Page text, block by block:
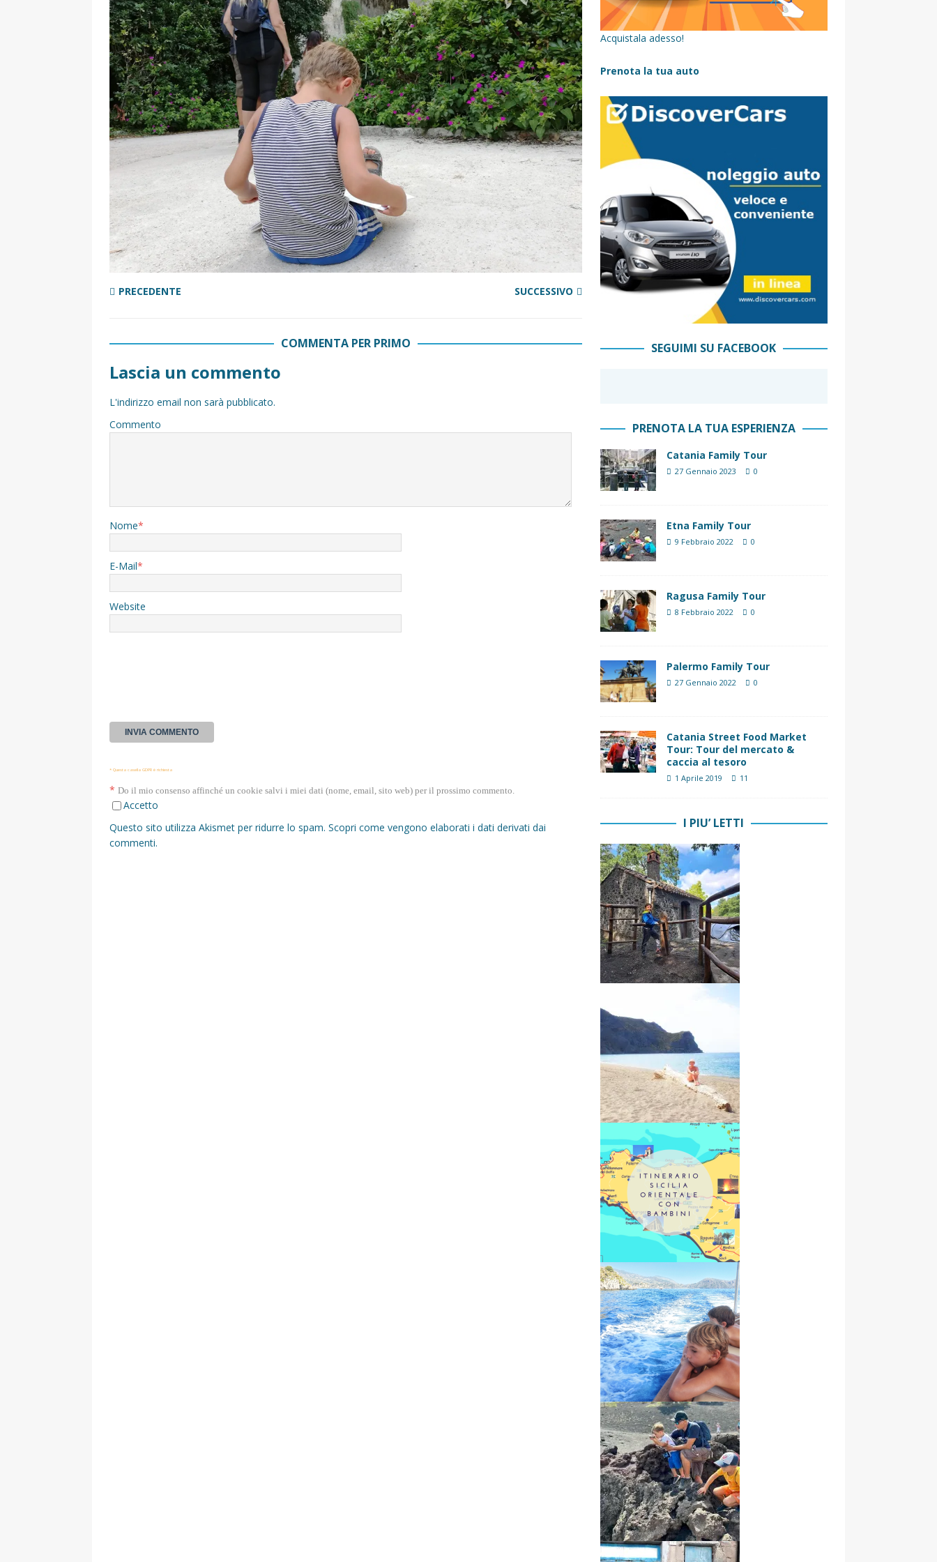
[ 2 Aprile 2025 ] Escursioni in Sicilia con bambini: itinerari imperdibili (+ consigli utili)- Parte 1
VIAGGI IN SICILIA
[ 17 Settembre 2023 ]
Vendemmia con i bambini in Sicilia, dove andare?
FATTORIE
DIDATTICHE
[ 19 Gennaio 2023 ] Visitare la Fiumara d’Arte con i bambini, quando la natura incontra l’arte
VIAGGI IN SICILIA
[ 20 Marzo 2022 ] Cosa fare in Sicilia con i bambini: mare, attività e tour a prova di famiglia
VIAGGI IN SICILIA
PRECEDENTE SUCCESSIVO
COMMENTA PER PRIMO
Lascia un commento
L'indirizzo email non sarà pubblicato.
Commento
Nome*
E-Mail*
Website
* Questa casella GDPR è richiesta
* Do il mio consenso affinché un cookie salvi i miei dati (nome, email, sito web) per il prossimo commento.
Accetto
Questo sito utilizza Akismet per ridurre lo spam. Scopri come vengono elaborati i dati derivati dai
commenti.
Acquistala adesso!
Prenota la tua auto
SEGUIMI SU FACEBOOK
PRENOTA LA TUA ESPERIENZA
Catania Family Tour
27 Gennaio 2023 0
Etna Family Tour
9 Febbraio 2022 0
Ragusa Family Tour
8 Febbraio 2022 0
Palermo Family Tour
27 Gennaio 2022 0
Catania Street Food Market
Tour: Tour del mercato &
caccia al tesoro
1 Aprile 2019 11
I PIU’ LETTI